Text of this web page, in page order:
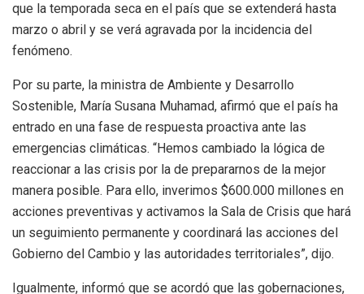
que la temporada seca en el país que se extenderá hasta
marzo o abril y se verá agravada por la incidencia del
fenómeno.
Por su parte, la ministra de Ambiente y Desarrollo
Sostenible, María Susana Muhamad, afirmó que el país ha
entrado en una fase de respuesta proactiva ante las
emergencias climáticas. “Hemos cambiado la lógica de
reaccionar a las crisis por la de prepararnos de la mejor
manera posible. Para ello, inverimos $600.000 millones en
acciones preventivas y activamos la Sala de Crisis que hará
un seguimiento permanente y coordinará las acciones del
Gobierno del Cambio y las autoridades territoriales”, dijo.
Igualmente, informó que se acordó que las gobernaciones,